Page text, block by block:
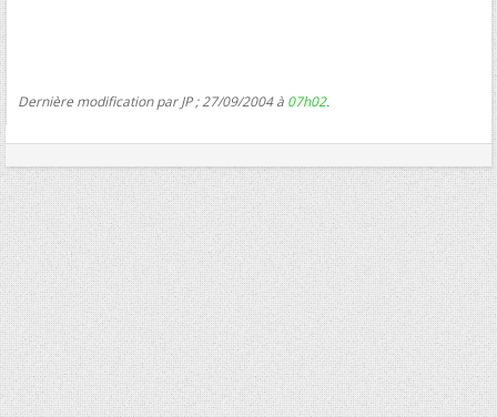
Dernière modification par JP ; 27/09/2004 à 07h02.